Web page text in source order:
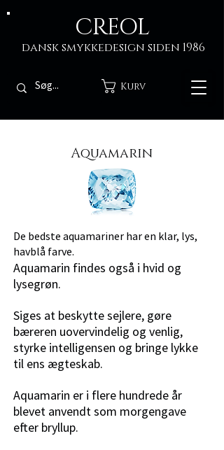
CREOL
dansk smykkedesign siden 1986
Kurv
Aquamarin
De bedste aquamariner har en klar, lys,
havblå farve.
Aquamarin findes også i hvid og
lysegrøn.
Siges at beskytte sejlere, gøre
bæreren uovervindelig og venlig,
styrke intelligensen og bringe lykke
til ens ægteskab.
Aquamarin er i flere hundrede år
blevet anvendt som morgengave
efter bryllup.